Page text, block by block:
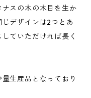
スの木の木目を生か
デザインは2つとあ
ていただければ長く
生産品となっており